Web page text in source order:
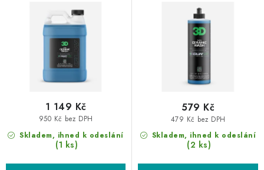
Skladem, ihned k odeslání
(1 ks)
950 Kč bez DPH
1 149 Kč
Skladem, ihned k odeslání
(2 ks)
479 Kč bez DPH
579 Kč